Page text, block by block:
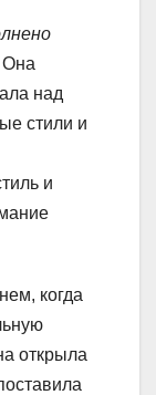
Она
над
стили и
и
когда
открыла